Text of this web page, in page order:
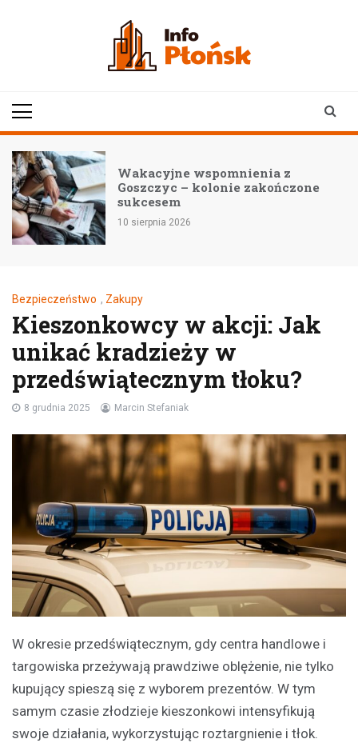
z
zakończone
Płońsk wita
nauczycieli i
Bezpieczeństwo , Zakupy
Kieszonkowcy w akcji: Jak
unikać kradzieży w
przedświątecznym tłoku?
8 grudnia 2025 Marcin Stefaniak
W okresie przedświątecznym, gdy centra handlowe i
targowiska przeżywają prawdziwe oblężenie, nie tylko
kupujący spieszą się z wyborem prezentów. W tym
samym czasie złodzieje kieszonkowi intensyfikują
swoje działania, wykorzystując roztargnienie i tłok.